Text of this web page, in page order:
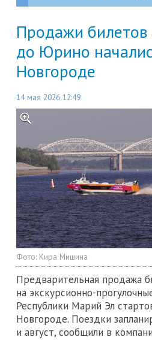
Продажи билетов
до Юрино
Новгороде
14 мая 2026 12:49
Фото: Кира Мишина
Предварительная продажа
на экскурсионно-
Республики Марий Эл
Новгороде. Поездки
и август, сообщили в